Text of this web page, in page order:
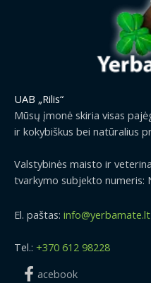
UAB „Rilis“
Mūsų įmonė skiria visas
ir kokybiškus bei natūralius
Valstybinės maisto ir
tvarkymo subjekto numeris:
El. paštas: info@yerbamate.lt
Tel.: +370 612 98228
acebook